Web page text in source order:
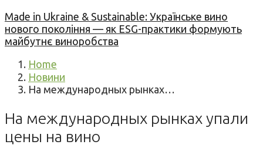
Made in Ukraine & Sustainable: Українське вино
нового покоління — як ESG-практики формують
майбутнє виноробства
Home
Новини
На международных рынках…
На международных рынках упали
цены на вино